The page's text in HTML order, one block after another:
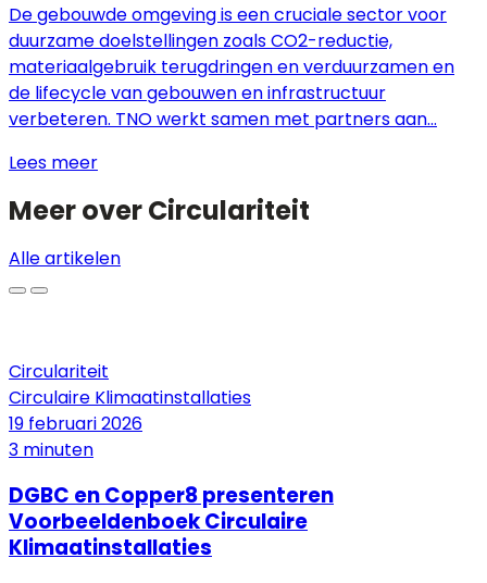
De gebouwde omgeving is een cruciale sector voor
duurzame doelstellingen zoals CO2-reductie,
materiaalgebruik terugdringen en verduurzamen en
de lifecycle van gebouwen en infrastructuur
verbeteren. TNO werkt samen met partners aan...
Lees meer
Meer overCirculariteit
Alle artikelen
Circulariteit
Circulaire Klimaatinstallaties
19 februari 2026
3 minuten
DGBC en Copper8 presenteren
Voorbeeldenboek Circulaire
Klimaatinstallaties